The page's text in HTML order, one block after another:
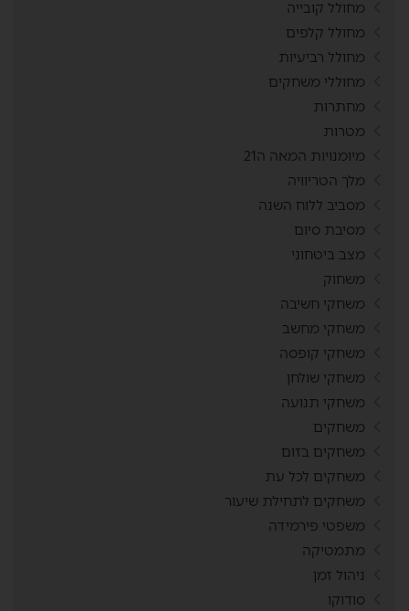
מחולל קובייה
מחולל קלפים
מחולל רביעיות
מחוללי משחקים
מחתרות
מטרות
מיומנויות המאה ה21
מלך הטריוויה
מסביב ללוח השנה
מסיבת סיום
מצב ביטחוני
משחוק
משחקי חשיבה
משחקי מחשב
משחקי קופסה
משחקי שולחן
משחקי תנועה
משחקים
משחקים בזום
משחקים לכל עת
משחקים לתחילת שיעור
משפטי פירמידה
מתמטיקה
ניהול זמן
סודוקו